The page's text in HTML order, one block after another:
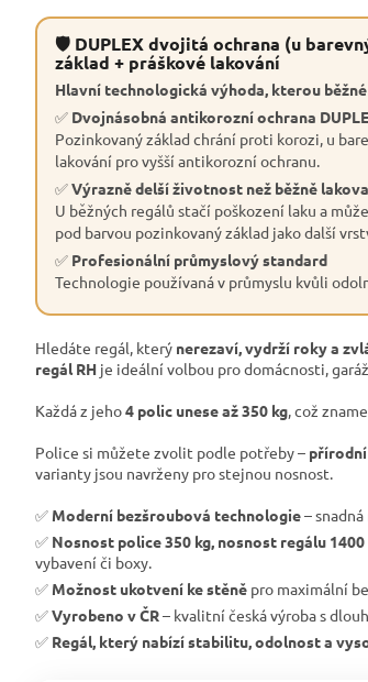
🛡 DUPLEX dvojitá ochrana (u
základ + práškové lakování
Hlavní technologická výhoda, kterou
✅ Dvojnásobná antikorozní ochrana
Pozinkovaný základ chrání proti korozi, u
lakování pro vyšší antikorozní ochranu.
✅Výrazně delší životnost než běžně
U běžných regálů stačí poškození laku a
pod barvou pozinkovaný základ jako další
✅ Profesionální průmyslový standard
Technologie používaná v průmyslu kvůli
Hledáte regál, který nerezaví, vydrží roky a
regál RH je ideální volbou pro domácnosti,
Každá z jeho4 polic unese až 350 kg, což
Police si můžete zvolit podle potřeby – přírodní
varianty jsou navrženy pro stejnou nosnost.
✅ Moderní bezšroubová technologie–
✅ Nosnost police 350 kg, nosnost regálu 1400
vybavení či boxy.
✅ Možnost ukotvení ke stěně pro maximální
✅Vyrobeno v ČR– kvalitní česká výroba s
✅ Regál, který nabízí stabilitu, odolnost a